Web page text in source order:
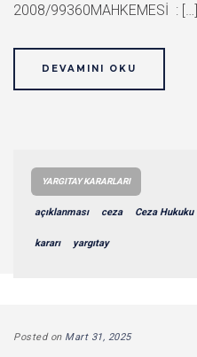
2008/99360MAHKEMESİ : […]
DEVAMINI OKU
YARGITAY KARARLARI
açıklanması ceza Ceza Hukuku
kararı yargıtay
Posted on Mart 31, 2025